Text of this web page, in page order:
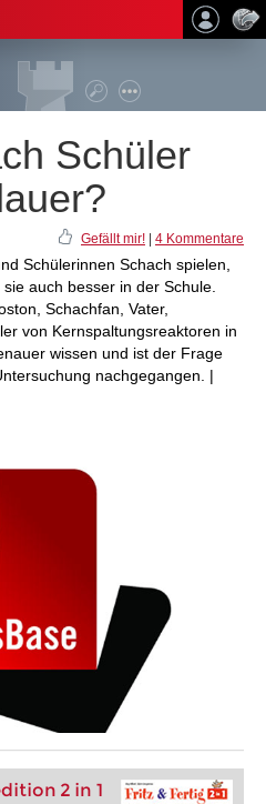
Schüler
Gefällt mir! 4 Kommentare
Schülerinnen Schach spielen,
auch besser in der Schule.
Schachfan, Vater,
von Kernspaltungsreaktoren in
wissen und ist der Frage
nachgegangen. |
2 in 1